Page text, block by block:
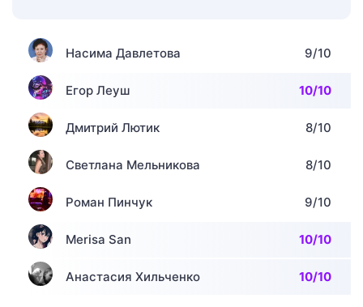
Насима Давлетова 9/10
Егор Леуш 10/10
Дмитрий Лютик 8/10
Светлана Мельникова 8/10
Роман Пинчук 9/10
Merisa San 10/10
Анастасия Хильченко 10/10